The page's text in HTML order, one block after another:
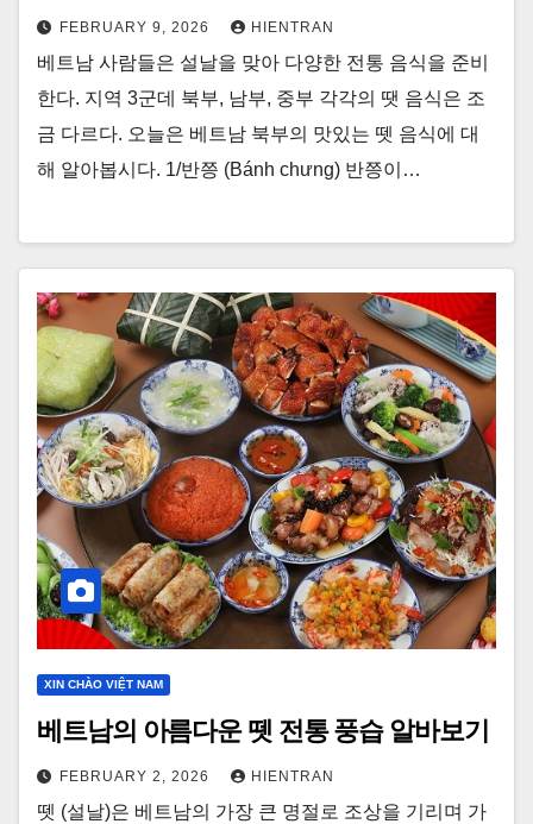
FEBRUARY 9, 2026 HIENTRAN
베트남 사람들은 설날을 맞아 다양한 전통 음식을 준비
한다. 지역 3군데 북부, 남부, 중부 각각의 땟 음식은 조
금 다르다. 오늘은 베트남 북부의 맛있는 뗏 음식에 대
해 알아봅시다. 1/반쯩 (Bánh chưng) 반쯩이…
XIN CHÀO VIỆT NAM
베트남의 아름다운 뗏 전통 풍습 알바보기
FEBRUARY 2, 2026 HIENTRAN
뗏 (설날)은 베트남의 가장 큰 명절로 조상을 기리며 가